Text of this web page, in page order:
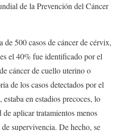
de la Prevención del Cáncer
de 500 casos de cáncer de cérvix,
el 40% fue identificado por el
cáncer de cuello uterino o
de los casos detectados por el
en estadios precoces, lo
aplicar tratamientos menos
supervivencia. De hecho, se